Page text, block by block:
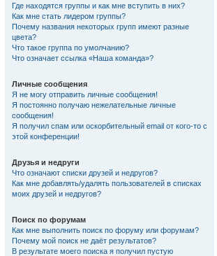
Где находятся группы и как мне вступить в них?
Как мне стать лидером группы?
Почему названия некоторых групп имеют разные
цвета?
Что такое группа по умолчанию?
Что означает ссылка «Наша команда»?
Личные сообщения
Я не могу отправить личные сообщения!
Я постоянно получаю нежелательные личные
сообщения!
Я получил спам или оскорбительный email от кого-то с
этой конференции!
Друзья и недруги
Что означают списки друзей и недругов?
Как мне добавлять/удалять пользователей в списках
моих друзей и недругов?
Поиск по форумам
Как мне выполнить поиск по форуму или форумам?
Почему мой поиск не даёт результатов?
В результате моего поиска я получил пустую